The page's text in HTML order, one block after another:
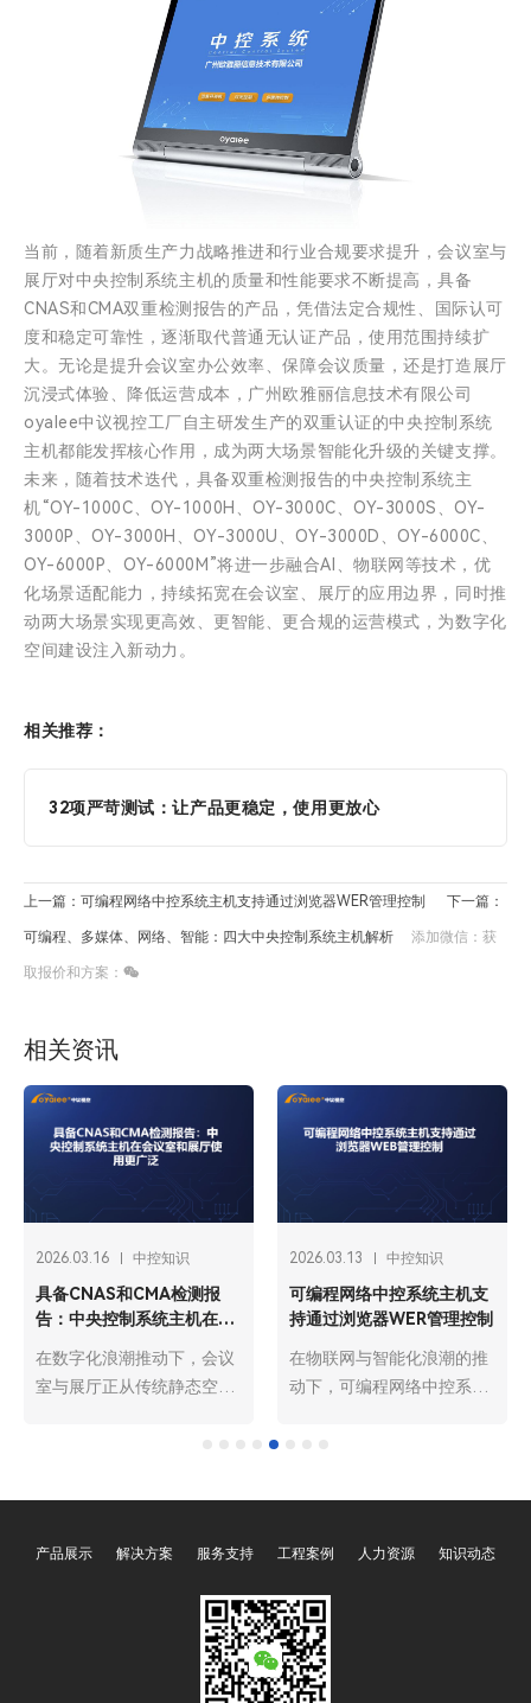
当前，随着新质生产力战略推进和行业合规要求提升，会议室与
展厅对中央控制系统主机的质量和性能要求不断提高，具备
CNAS和CMA双重检测报告的产品，凭借法定合规性、国际认可
度和稳定可靠性，逐渐取代普通无认证产品，使用范围持续扩
大。无论是提升会议室办公效率、保障会议质量，还是打造展厅
沉浸式体验、降低运营成本，广州欧雅丽信息技术有限公司
oyalee中议视控工厂自主研发生产的双重认证的中央控制系统
主机都能发挥核心作用，成为两大场景智能化升级的关键支撑。
未来，随着技术迭代，具备双重检测报告的中央控制系统主
机“OY-1000C、OY-1000H、OY-3000C、OY-3000S、OY-
3000P、OY-3000H、OY-3000U、OY-3000D、OY-6000C、
OY-6000P、OY-6000M”将进一步融合AI、物联网等技术，优
化场景适配能力，持续拓宽在会议室、展厅的应用边界，同时推
动两大场景实现更高效、更智能、更合规的运营模式，为数字化
空间建设注入新动力。
相关推荐：
32项严苛测试：让产品更稳定，使用更放心
上一篇：可编程网络中控系统主机支持通过浏览器WER管理控制 下一篇：
可编程、多媒体、网络、智能：四大中央控制系统主机解析 添加微信：获
取报价和方案：
相关资讯
2026.03.16 中控知识
具备CNAS和CMA检测报
告：中央控制系统主机在会
在数字化浪潮推动下，会议
室与展厅正从传统静态空间
优势，成为两大场景的必备
合格评定国家认可委员会）
重检测报告的中央控制系统
主机，因在质量、性能、合
规性上更具保障，已成为市
2026.03.13 中控知识
可编程网络中控系统主机支
持通过浏览器WER管理控制
在物联网与智能化浪潮的推
动下，可编程网络中控系统
协同、指令下发、状态监控
过浏览器WEB管理控制是该
打破了传统C/S架构的操作
局限，依托B/S架构的优
势，实现了跨终端、跨地域
产品展示 解决方案 服务支持 工程案例 人力资源 知识动态